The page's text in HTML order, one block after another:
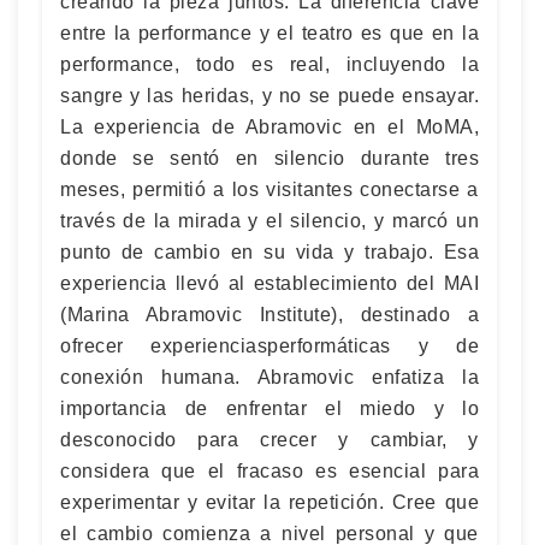
entre la performance y el teatro es que en la
performance, todo es real, incluyendo la
sangre y las heridas, y no se puede ensayar.
La experiencia de Abramovic en el MoMA,
donde se sentó en silencio durante tres
meses, permitió a los visitantes conectarse a
través de la mirada y el silencio, y marcó un
punto de cambio en su vida y trabajo. Esa
experiencia llevó al establecimiento del MAI
(Marina Abramovic Institute), destinado a
ofrecer experienciasperformáticas y de
conexión humana. Abramovic enfatiza la
importancia de enfrentar el miedo y lo
desconocido para crecer y cambiar, y
considera que el fracaso es esencial para
experimentar y evitar la repetición. Cree que
el cambio comienza a nivel personal y que